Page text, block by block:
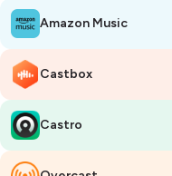
Amazon Music
Castbox
Castro